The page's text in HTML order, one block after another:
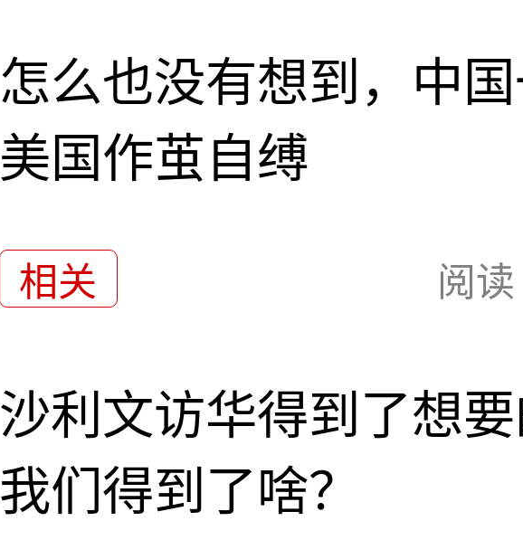
怎么也没有想到，中
美国作茧自缚
相关 阅读
沙利文访华得到了想要
我们得到了啥？